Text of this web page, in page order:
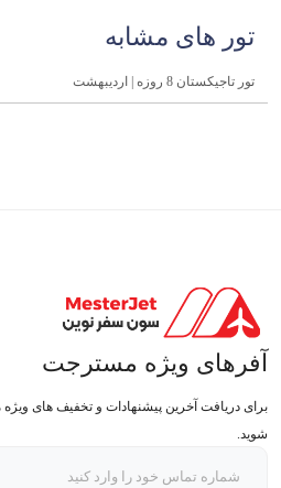
تور های مشابه
تور تاجیکستان 8 روزه | اردیبهشت
آفرهای ویژه مسترجت
برای دریافت آخرین پیشنهادات و تخفیف های
شوید.